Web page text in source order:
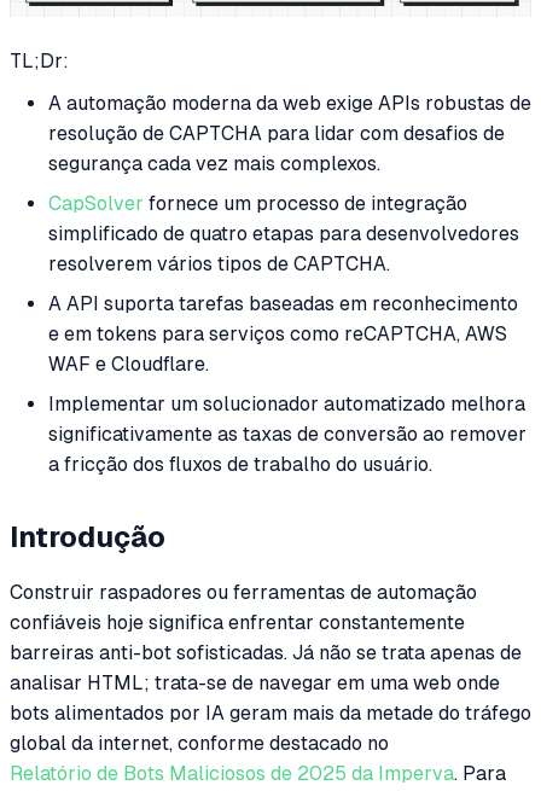
TL;Dr:
A automação moderna da web exige APIs robustas de
resolução de CAPTCHA para lidar com desafios de
segurança cada vez mais complexos.
CapSolver fornece um processo de integração
simplificado de quatro etapas para desenvolvedores
resolverem vários tipos de CAPTCHA.
A API suporta tarefas baseadas em reconhecimento
e em tokens para serviços como reCAPTCHA, AWS
WAF e Cloudflare.
Implementar um solucionador automatizado melhora
significativamente as taxas de conversão ao remover
a fricção dos fluxos de trabalho do usuário.
Introdução
Construir raspadores ou ferramentas de automação
confiáveis hoje significa enfrentar constantemente
barreiras anti-bot sofisticadas. Já não se trata apenas de
analisar HTML; trata-se de navegar em uma web onde
bots alimentados por IA geram mais da metade do tráfego
global da internet, conforme destacado no
Relatório de Bots Maliciosos de 2025 da Imperva. Para